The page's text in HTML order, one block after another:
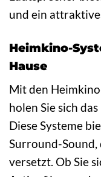
und ein
Heimkino-
Hause
Mit den
holen Sie sich
Diese Systeme
Surround-Sound,
versetzt. Ob Sie